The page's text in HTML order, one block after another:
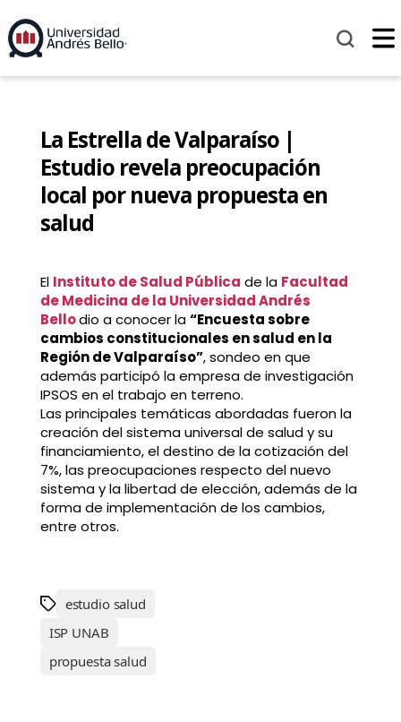
La Estrella de Valparaíso |
Estudio revela preocupación
local por nueva propuesta en
salud
El Instituto de Salud Pública de la Facultad
de Medicina de la Universidad Andrés
Bellodio a conocer la“Encuesta sobre
cambios constitucionales en salud en la
Región de Valparaíso”, sondeo en que
además participó la empresa de investigación
IPSOS en el trabajo en terreno.
Las principales temáticas abordadas fueron la
creación del sistema universal de salud y su
financiamiento, el destino de la cotización del
7%, las preocupaciones respecto del nuevo
sistema y la libertad de elección, además de la
forma de implementación de los cambios,
entre otros.
estudio salud
ISP UNAB
propuesta salud